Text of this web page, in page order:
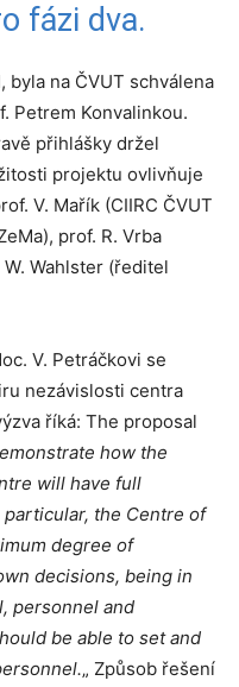
fázi dva.
byla na ČVUT schválena
Petrem Konvalinkou.
přihlášky držel
projektu ovlivňuje
V. Mařík (CIIRC ČVUT
prof. R. Vrba
Wahlster (ředitel
V. Petráčkovi se
nezávislosti centra
říká: The proposal
how the
will have full
the Centre of
degree of
decisions, being in
personnel and
be able to set and
„ Způsob řešení